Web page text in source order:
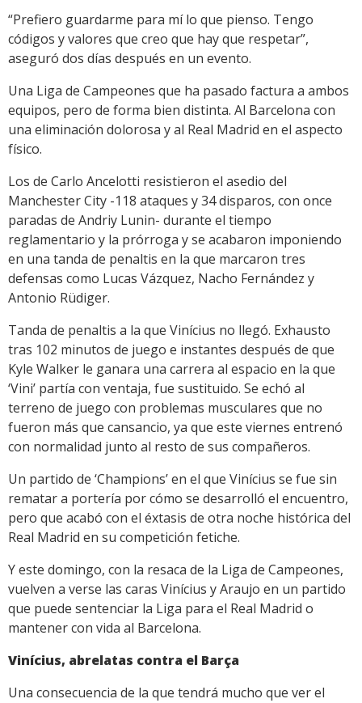
“Prefiero guardarme para mí lo que pienso. Tengo
códigos y valores que creo que hay que respetar”,
aseguró dos días después en un evento.
Una Liga de Campeones que ha pasado factura a ambos
equipos, pero de forma bien distinta. Al Barcelona con
una eliminación dolorosa y al Real Madrid en el aspecto
físico.
Los de Carlo Ancelotti resistieron el asedio del
Manchester City -118 ataques y 34 disparos, con once
paradas de Andriy Lunin- durante el tiempo
reglamentario y la prórroga y se acabaron imponiendo
en una tanda de penaltis en la que marcaron tres
defensas como Lucas Vázquez, Nacho Fernández y
Antonio Rüdiger.
Tanda de penaltis a la que Vinícius no llegó. Exhausto
tras 102 minutos de juego e instantes después de que
Kyle Walker le ganara una carrera al espacio en la que
‘Vini’ partía con ventaja, fue sustituido. Se echó al
terreno de juego con problemas musculares que no
fueron más que cansancio, ya que este viernes entrenó
con normalidad junto al resto de sus compañeros.
Un partido de ‘Champions’ en el que Vinícius se fue sin
rematar a portería por cómo se desarrolló el encuentro,
pero que acabó con el éxtasis de otra noche histórica del
Real Madrid en su competición fetiche.
Y este domingo, con la resaca de la Liga de Campeones,
vuelven a verse las caras Vinícius y Araujo en un partido
que puede sentenciar la Liga para el Real Madrid o
mantener con vida al Barcelona.
Vinícius, abrelatas contra el Barça
Una consecuencia de la que tendrá mucho que ver el